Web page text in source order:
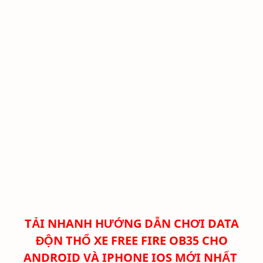
TẢI NHANH HƯỚNG DẪN CHƠI DATA
ĐỘN THỔ XE FREE FIRE OB35 CHO
ANDROID VÀ IPHONE IOS MỚI NHẤT